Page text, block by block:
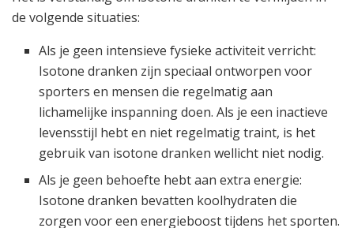
de volgende situaties:
Als je geen intensieve fysieke activiteit verricht:
Isotone dranken zijn speciaal ontworpen voor
sporters en mensen die regelmatig aan
lichamelijke inspanning doen. Als je een inactieve
levensstijl hebt en niet regelmatig traint, is het
gebruik van isotone dranken wellicht niet nodig.
Als je geen behoefte hebt aan extra energie:
Isotone dranken bevatten koolhydraten die
zorgen voor een energieboost tijdens het sporten.